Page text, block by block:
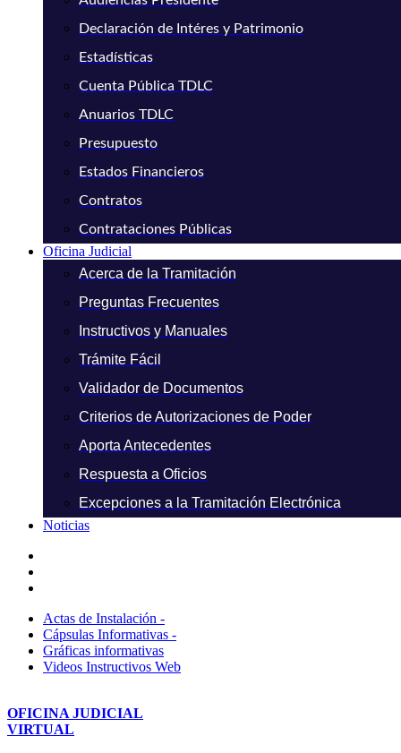
Declaración de Intéres y Patrimonio
Estadísticas
Cuenta Pública TDLC
Anuarios TDLC
Presupuesto
Estados Financieros
Contratos
Contrataciones Públicas
Oficina Judicial
Acerca de la Tramitación
Preguntas Frecuentes
Instructivos y Manuales
Trámite Fácil
Validador de Documentos
Criterios de Autorizaciones de Poder
Aporta Antecedentes
Respuesta a Oficios
Excepciones a la Tramitación Electrónica
Noticias
Actas de Instalación -
Cápsulas Informativas -
Gráficas informativas
Videos Instructivos Web
OFICINA JUDICIAL
VIRTUAL